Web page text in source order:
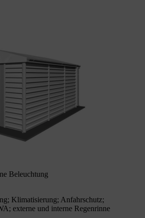
Beleuchtung
Klimatisierung; Anfahrschutz;
externe und interne Regenrinne